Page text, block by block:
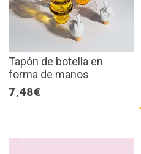
Tapón de botella en
forma de manos
7,48€